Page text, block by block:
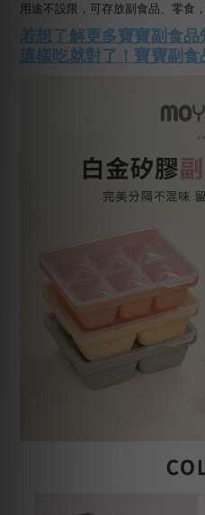
用途不設限，可存放副食品、零食
若想了解更多寶寶副食
這樣吃就對了！寶寶副食